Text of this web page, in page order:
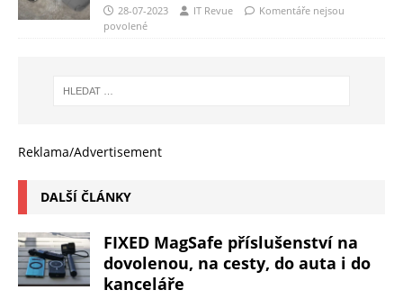
28-07-2023 IT Revue
Komentáře nejsou
povolené
Reklama/Advertisement
DALŠÍ ČLÁNKY
FIXED MagSafe příslušenství na
dovolenou, na cesty, do auta i do
kanceláře